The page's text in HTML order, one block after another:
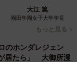
たのも束の間、2
ん。2問目では自
大江 篤
園田学園女子大学学長
もっと見る
のホンダレジェン
居たら」 大御所漫